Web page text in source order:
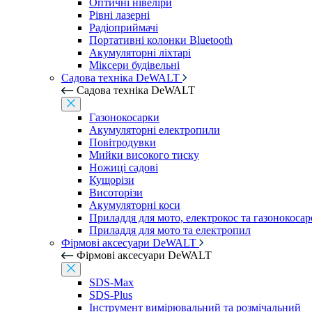
Оптичні нівеліри
Рівні лазерні
Радіоприймачі
Портативні колонки Bluetooth
Акумуляторні ліхтарі
Міксери будівельні
Садова техніка DeWALT
Садова техніка DeWALT
Газонокосарки
Акумуляторні електропили
Повітродувки
Мийки високого тиску
Ножиці садові
Кущорізи
Висоторізи
Акумуляторні коси
Приладдя для мото, електрокос та
Приладдя для мото та електропил
Фірмові аксесуари DeWALT
Фірмові аксесуари DeWALT
SDS-Max
SDS-Plus
Інструмент вимірювальний та розмічальний